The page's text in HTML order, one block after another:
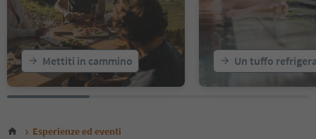
Mettiti in cammino Un tuffo
Esperienze ed eventi